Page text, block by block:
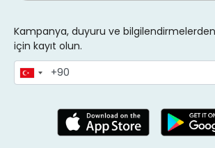
Kampanya, duyuru ve
için kayıt olun.